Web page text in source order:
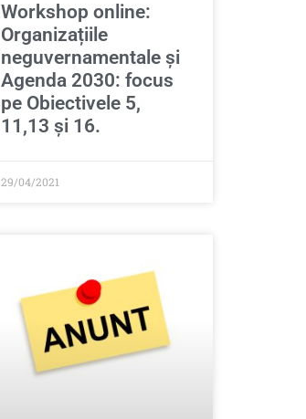
Workshop online:
Organizațiile
neguvernamentale și
Agenda 2030: focus
pe Obiectivele 5,
11,13 și 16.
29/04/2021